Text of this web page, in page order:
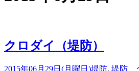
クロダイ（堤防）
2015年06月29日(月曜日)堤防, 堤防